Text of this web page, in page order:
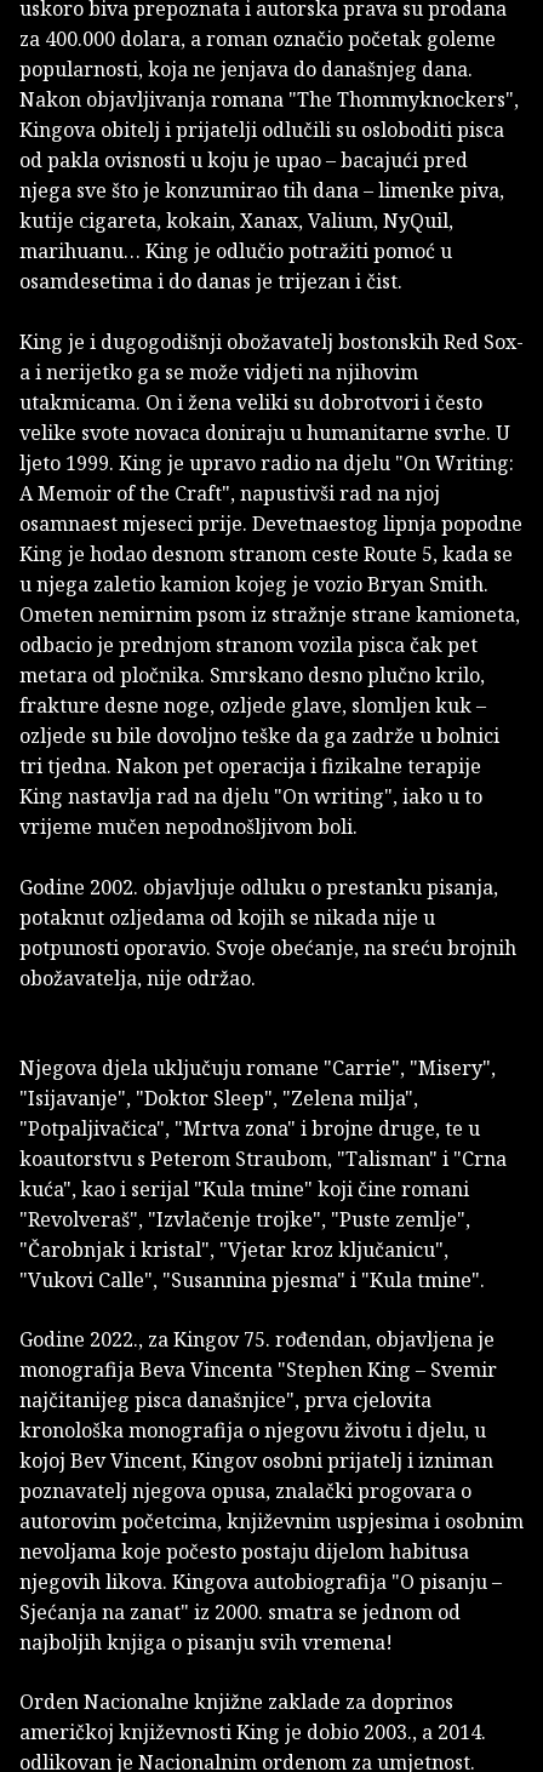
uskoro biva prepoznata i autorska prava su prodana
za 400.000 dolara, a roman označio početak goleme
popularnosti, koja ne jenjava do današnjeg dana.
Nakon objavljivanja romana "The Thommyknockers",
Kingova obitelj i prijatelji odlučili su osloboditi pisca
od pakla ovisnosti u koju je upao – bacajući pred
njega sve što je konzumirao tih dana – limenke piva,
kutije cigareta, kokain, Xanax, Valium, NyQuil,
marihuanu… King je odlučio potražiti pomoć u
osamdesetima i do danas je trijezan i čist.
King je i dugogodišnji obožavatelj bostonskih Red Sox-
a i nerijetko ga se može vidjeti na njihovim
utakmicama. On i žena veliki su dobrotvori i često
velike svote novaca doniraju u humanitarne svrhe. U
ljeto 1999. King je upravo radio na djelu "On Writing:
A Memoir of the Craft", napustivši rad na njoj
osamnaest mjeseci prije. Devetnaestog lipnja popodne
King je hodao desnom stranom ceste Route 5, kada se
u njega zaletio kamion kojeg je vozio Bryan Smith.
Ometen nemirnim psom iz stražnje strane kamioneta,
odbacio je prednjom stranom vozila pisca čak pet
metara od pločnika. Smrskano desno plučno krilo,
frakture desne noge, ozljede glave, slomljen kuk –
ozljede su bile dovoljno teške da ga zadrže u bolnici
tri tjedna. Nakon pet operacija i fizikalne terapije
King nastavlja rad na djelu "On writing", iako u to
vrijeme mučen nepodnošljivom boli.
Godine 2002. objavljuje odluku o prestanku pisanja,
potaknut ozljedama od kojih se nikada nije u
potpunosti oporavio. Svoje obećanje, na sreću brojnih
obožavatelja, nije održao.
Njegova djela uključuju romane "Carrie", "Misery",
"Isijavanje", "Doktor Sleep", "Zelena milja",
"Potpaljivačica", "Mrtva zona" i brojne druge, te u
koautorstvu s Peterom Straubom, "Talisman" i "Crna
kuća", kao i serijal "Kula tmine" koji čine romani
"Revolveraš", "Izvlačenje trojke", "Puste zemlje",
"Čarobnjak i kristal", "Vjetar kroz ključanicu",
"Vukovi Calle", "Susannina pjesma" i "Kula tmine".
Godine 2022., za Kingov 75. rođendan, objavljena je
monografija Beva Vincenta "Stephen King – Svemir
najčitanijeg pisca današnjice", prva cjelovita
kronološka monografija o njegovu životu i djelu, u
kojoj Bev Vincent, Kingov osobni prijatelj i izniman
poznavatelj njegova opusa, znalački progovara o
autorovim početcima, književnim uspjesima i osobnim
nevoljama koje počesto postaju dijelom habitusa
njegovih likova. Kingova autobiografija "O pisanju –
Sjećanja na zanat" iz 2000. smatra se jednom od
najboljih knjiga o pisanju svih vremena!
Orden Nacionalne knjižne zaklade za doprinos
američkoj književnosti King je dobio 2003., a 2014.
odlikovan je Nacionalnim ordenom za umjetnost.